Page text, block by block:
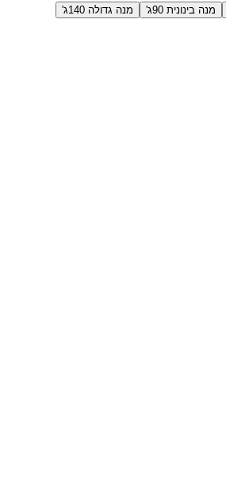
מנה בינונית 90ג'
מנה גדולה 140ג'